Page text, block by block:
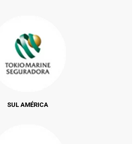
SUL AMÉRICA